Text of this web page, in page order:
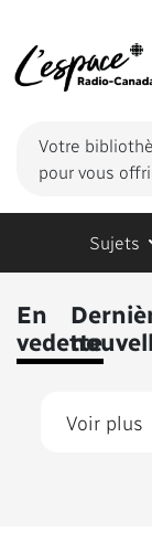
Votre
pour vous
Sujets
En
vedette
Voir plus